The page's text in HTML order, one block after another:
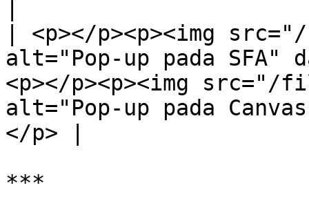
| <p></p><p><img src="/
alt="Pop-up pada
<p></p><p><img src="/
alt="Pop-up pada
</p> |
***